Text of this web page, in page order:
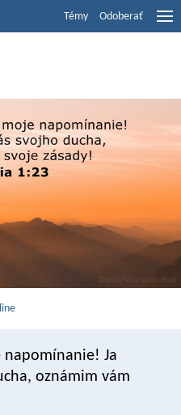
Témy Odoberať
napomínanie! Ja
oznámim vám